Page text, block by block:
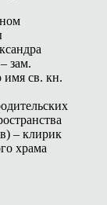
зам.
св. кн.
– клирик
храма